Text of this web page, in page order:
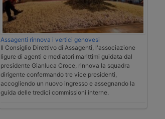
Assagenti rinnova i vertici genovesi
Il Consiglio Direttivo di Assagenti, l'associazione
ligure di agenti e mediatori marittimi guidata dal
presidente Gianluca Croce, rinnova la squadra
dirigente confermando tre vice presidenti,
accogliendo un nuovo ingresso e assegnando la
guida delle tredici commissioni interne.